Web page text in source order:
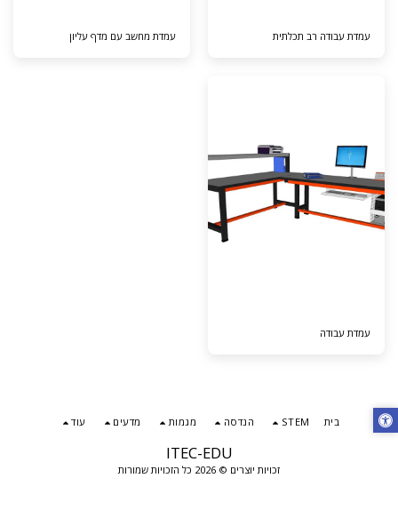
עמדת עבודה רב תכלתית עמדת מחשב עם מדף עליון
עמדת עבודה
ITEC-EDU
זכויות יוצרים © 2026 כל הזכויות שמורות
בית STEM הנדסה מגמות מדעים עוד